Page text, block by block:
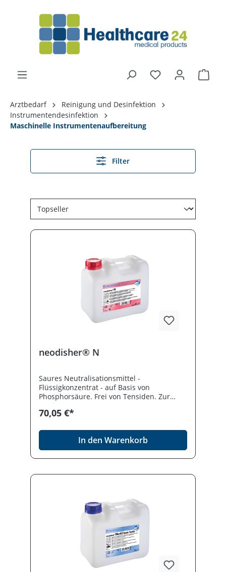
Arztbedarf
Reinigung und Desinfektion
Instrumentendesinfektion
Maschinelle Instrumentenaufbereitung
Filter
neodisher® N
Saures Neutralisationsmittel -
Flüssigkonzentrat - auf Basis von
Phosphorsäure. Frei von Tensiden. Zur
sowie zur Entfernung von Kalk oder
der maschinellen Aufbereitung.
Desinfektionsmittel vorsichtig verwenden.
Vor Gebrauch stets Etikett und
Produktinformation lesen.
70,05 €*
In den Warenkorb